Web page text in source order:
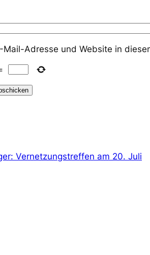
Mail-Adresse und Website in
Vernetzungstreffen am 20. Juli